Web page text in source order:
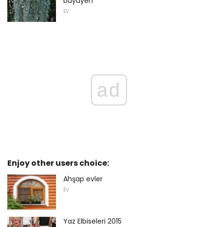
EV
ad
Enjoy other users choice:
Ahşap evler
EV
Yaz Elbiseleri 2015